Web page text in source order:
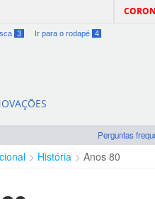
3 Ir para o rodapé 4
Perguntas
História Anos 80